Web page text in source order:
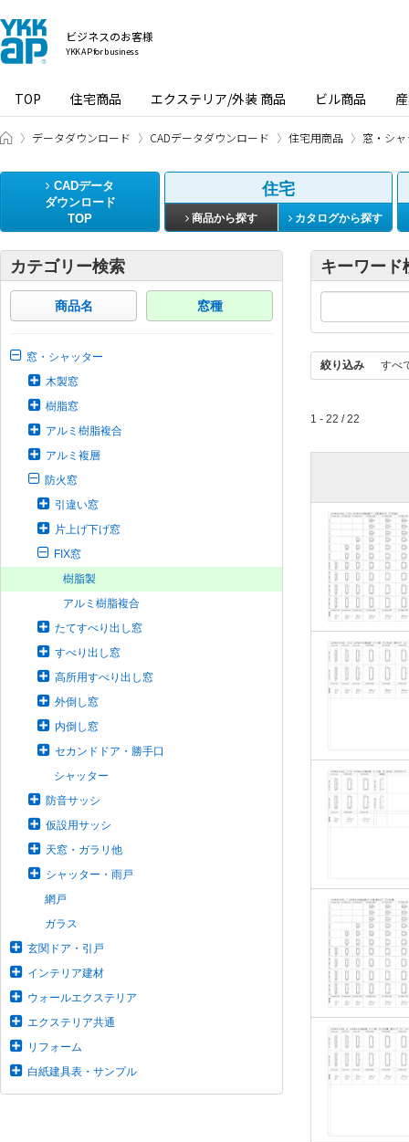
ビジネスのお客様
YKK AP for business
TOP 住宅商品 エクステリア/外装 商品 ビル商品
ビジネスのお客様 HOME
データダウンロード CADデータダウンロード 住宅用商品 窓・シ
CADデータ
ダウンロード
TOP
住宅
商品から探す カタログから探す
カテゴリー検索
商品名 窓種
窓・シャッター
木製窓
樹脂窓
アルミ樹脂複合
アルミ複層
防火窓
引違い窓
片上げ下げ窓
FIX窓
樹脂製
アルミ樹脂複合
たてすべり出し窓
すべり出し窓
高所用すべり出し窓
外倒し窓
内倒し窓
セカンドドア・勝手口
シャッター
防音サッシ
仮設用サッシ
天窓・ガラリ他
シャッター・雨戸
網戸
ガラス
玄関ドア・引戸
インテリア建材
ウォールエクステリア
エクステリア共通
リフォーム
白紙建具表・サンプル
キーワード
絞り込み すべ
1 - 22 / 22